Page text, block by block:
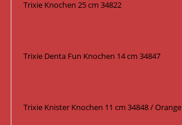
Trixie Knochen 25 cm 34822
Trixie Denta Fun Knochen 14 cm 34847
Trixie Knister Knochen 11 cm 34848 / Orange